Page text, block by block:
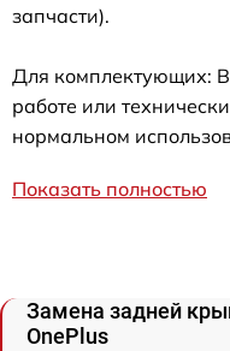
запчасти).
Для комплектующих:
работе или
нормальном
Показать полностью
Замена задней
OnePlus